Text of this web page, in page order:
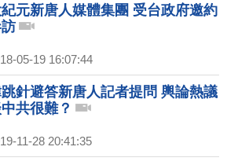
元新唐人媒體集團 受台政府邀約
05-19 16:07:44
針避答新唐人記者提問 輿論熱議
共很難？
11-28 20:41:35